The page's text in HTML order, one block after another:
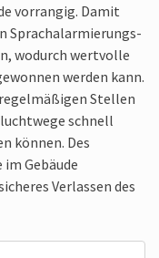
vorrangig. Damit
Sprach­alarmierungs­
wodurch wertvolle
werden kann.
Stellen
schnell
können. Des
Gebäude
Verlassen des